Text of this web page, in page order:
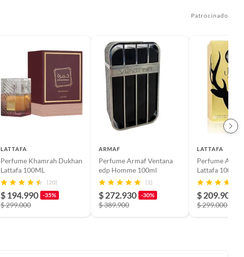
Patrocinado
LATTAFA
Perfume Khamrah Dukhan
Lattafa 100ML
(20)
$ 194.990 -35%
$ 299.000
ARMAF
Perfume Armaf Ventana
edp Homme 100ml
(1)
$ 272.930 -30%
$ 389.900
LATTAFA
Perfume Al
Lattafa 100ML
$ 209.900
$ 299.000